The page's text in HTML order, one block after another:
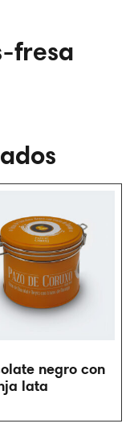
fresa
negro con
lata